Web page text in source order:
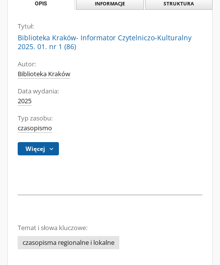
OPIS INFORMACJE STRUKTURA
Tytuł:
Biblioteka Kraków- Informator Czytelniczo-Kulturalny
2025. 01. nr 1 (86)
Autor:
Biblioteka Kraków
Data wydania:
2025
Typ zasobu:
czasopismo
Więcej
Temat i słowa kluczowe:
czasopisma regionalne i lokalne